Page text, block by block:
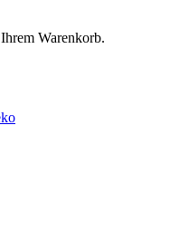
Warenkorb.